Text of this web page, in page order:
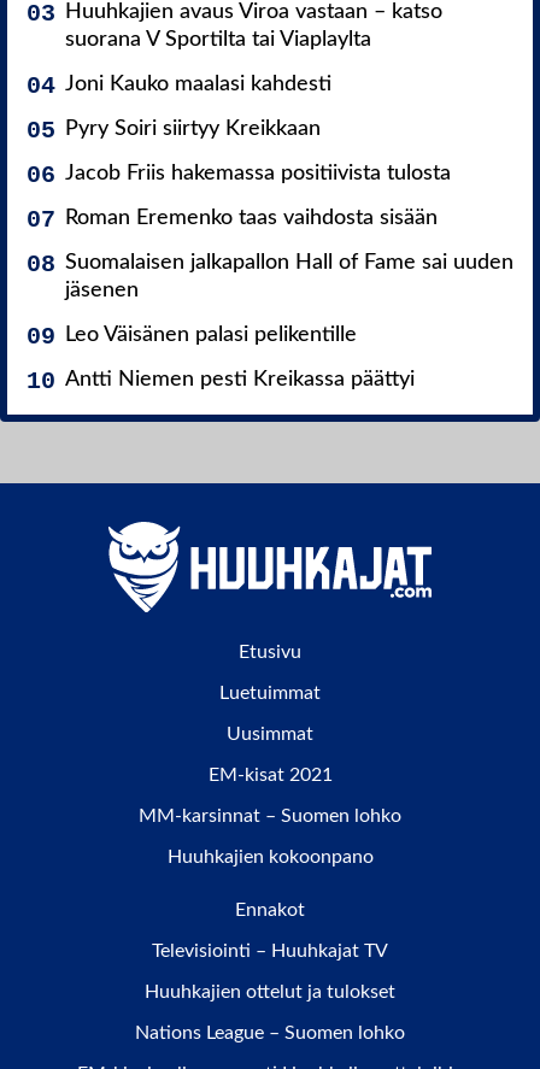
Huuhkajien avaus Viroa vastaan – katso
suorana V Sportilta tai Viaplaylta
Joni Kauko maalasi kahdesti
Pyry Soiri siirtyy Kreikkaan
Jacob Friis hakemassa positiivista tulosta
Roman Eremenko taas vaihdosta sisään
Suomalaisen jalkapallon Hall of Fame sai uuden
jäsenen
Leo Väisänen palasi pelikentille
Antti Niemen pesti Kreikassa päättyi
Etusivu
Luetuimmat
Uusimmat
EM-kisat 2021
MM-karsinnat – Suomen lohko
Huuhkajien kokoonpano
Ennakot
Televisiointi – Huuhkajat TV
Huuhkajien ottelut ja tulokset
Nations League – Suomen lohko